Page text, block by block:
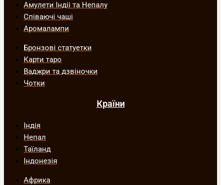
Амулети Індіі та Непалу
Співаючі чаші
Аромалампи
Бронзові статуетки
Карти таро
Ваджри та дзвіночки
Чотки
Країни
Індія
Непал
Таїланд
Індонезія
Африка